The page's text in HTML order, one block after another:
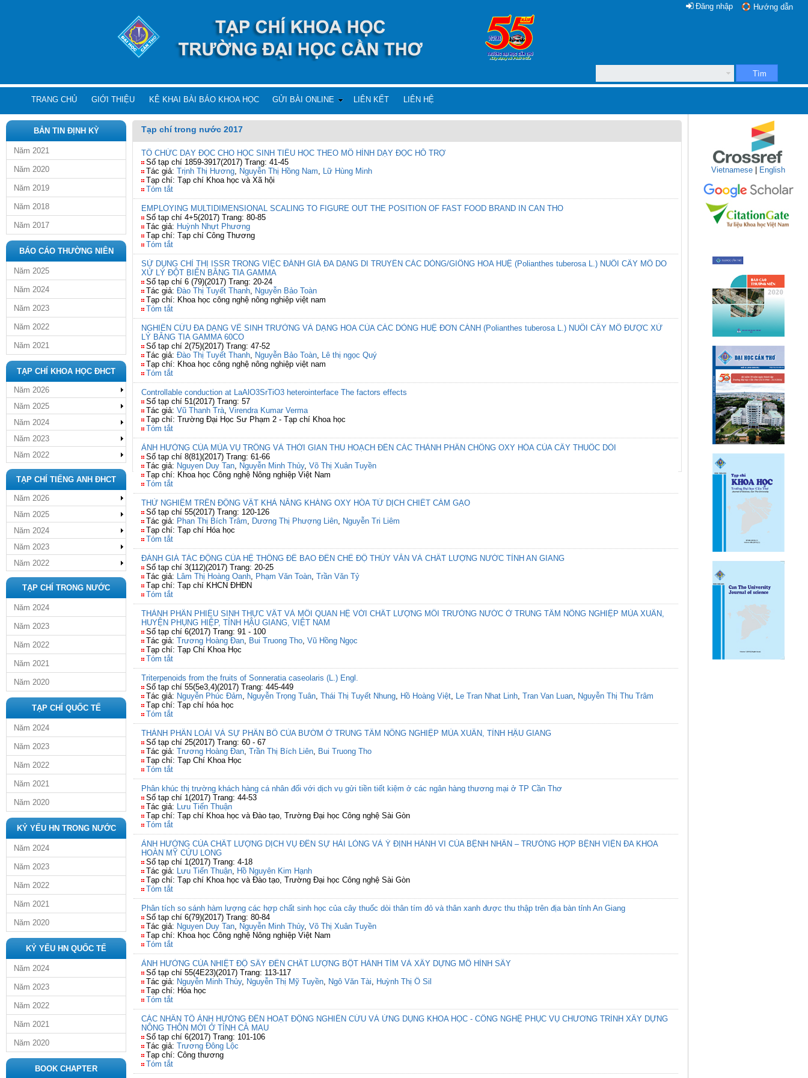
Hướng dẫn
Đăng nhập
Tìm
TRANG CHỦ GIỚI THIỆU KÊ KHAI BÀI BÁO KHOA HỌC GỬI BÀI ONLINE LIÊN KẾT LIÊN HỆ
BẢN TIN ĐỊNH KỲ
Năm 2021
Năm 2020
Năm 2019
Năm 2018
Năm 2017
BÁO CÁO THƯỜNG NIÊN
Năm 2025
Năm 2024
Năm 2023
Năm 2022
Năm 2021
TẠP CHÍ KHOA HỌC ĐHCT
Năm 2026
Năm 2025
Năm 2024
Năm 2023
Năm 2022
TẠP CHÍ TIẾNG ANH ĐHCT
Năm 2026
Năm 2025
Năm 2024
Năm 2023
Năm 2022
TẠP CHÍ TRONG NƯỚC
Năm 2024
Năm 2023
Năm 2022
Năm 2021
Năm 2020
TẠP CHÍ QUỐC TẾ
Năm 2024
Năm 2023
Năm 2022
Năm 2021
Năm 2020
KỶ YẾU HN TRONG NƯỚC
Năm 2024
Năm 2023
Năm 2022
Năm 2021
Năm 2020
KỶ YẾU HN QUỐC TẾ
Năm 2024
Năm 2023
Năm 2022
Năm 2021
Năm 2020
BOOK CHAPTER
Tạp chí trong nước 2017
TỔ CHỨC DẠY ĐỌC CHO HỌC SINH TIỂU HỌC THEO MÔ HÌNH DẠY ĐỌC HỖ TRỢ
Số tạp chí 1859-3917(2017) Trang: 41-45
Tác giả: Trịnh Thị Hương, Nguyễn Thị Hồng Nam, Lữ Hùng Minh
Tạp chí: Tạp chí Khoa học và Xã hội
Tóm tắt
EMPLOYING MULTIDIMENSIONAL SCALING TO FIGURE OUT THE POSITION OF FAST FOOD BRAND IN CAN THO
Số tạp chí 4+5(2017) Trang: 80-85
Tác giả: Huỳnh Nhựt Phương
Tạp chí: Tạp chí Công Thương
Tóm tắt
SỬ DỤNG CHỈ THỊ ISSR TRONG VIỆC ĐÁNH GIÁ ĐA DẠNG DI TRUYỀN CÁC DÒNG/GIỐNG HOA HUỆ (Polianthes tuberosa L.) NUÔI CẤY MÔ DO
XỬ LÝ ĐỘT BIẾN BẰNG TIA GAMMA
Số tạp chí 6 (79)(2017) Trang: 20-24
Tác giả: Đào Thị Tuyết Thanh, Nguyễn Bảo Toàn
Tạp chí: Khoa học công nghệ nông nghiệp việt nam
Tóm tắt
NGHIÊN CỨU ĐA DẠNG VỀ SINH TRƯỞNG VÀ DẠNG HOA CỦA CÁC DÒNG HUỆ ĐƠN CÁNH (Polianthes tuberosa L.) NUÔI CẤY MÔ ĐƯỢC XỬ
LÝ BẰNG TIA GAMMA 60CO
Số tạp chí 2(75)(2017) Trang: 47-52
Tác giả: Đào Thị Tuyết Thanh, Nguyễn Bảo Toàn, Lê thị ngọc Quý
Tạp chí: Khoa học công nghệ nông nghiệp việt nam
Tóm tắt
Controllable conduction at LaAlO3SrTiO3 heterointerface The factors effects
Số tạp chí 51(2017) Trang: 57
Tác giả: Vũ Thanh Trà, Virendra Kumar Verma
Tạp chí: Trường Đại Học Sư Phạm 2 - Tạp chí Khoa học
Tóm tắt
ẢNH HƯỞNG CỦA MÙA VỤ TRỒNG VÀ THỜI GIAN THU HOẠCH ĐẾN CÁC THÀNH PHẦN CHỐNG OXY HÓA CỦA CÂY THUỐC DÒI
Số tạp chí 8(81)(2017) Trang: 61-66
Tác giả: Nguyen Duy Tan, Nguyễn Minh Thủy, Võ Thị Xuân Tuyền
Tạp chí: Khoa học Công nghệ Nông nghiệp Việt Nam
Tóm tắt
THỬ NGHIỆM TRÊN ĐỘNG VẬT KHẢ NĂNG KHÁNG OXY HÓA TỪ DỊCH CHIẾT CÁM GẠO
Số tạp chí 55(2017) Trang: 120-126
Tác giả: Phan Thị Bích Trâm, Dương Thị Phượng Liên, Nguyễn Tri Liêm
Tạp chí: Tạp chí Hóa học
Tóm tắt
ĐÁNH GIÁ TÁC ĐỘNG CỦA HỆ THỐNG ĐÊ BAO ĐẾN CHẾ ĐỘ THỦY VĂN VÀ CHẤT LƯỢNG NƯỚC TỈNH AN GIANG
Số tạp chí 3(112)(2017) Trang: 20-25
Tác giả: Lâm Thị Hoàng Oanh, Phạm Văn Toàn, Trần Văn Tỷ
Tạp chí: Tạp chí KHCN ĐHĐN
Tóm tắt
THÀNH PHẦN PHIÊU SINH THỰC VẬT VÀ MỐI QUAN HỆ VỚI CHẤT LƯỢNG MÔI TRƯỜNG NƯỚC Ở TRUNG TÂM NÔNG NGHIỆP MÙA XUÂN,
HUYỆN PHỤNG HIỆP, TỈNH HẬU GIANG, VIỆT NAM
Số tạp chí 6(2017) Trang: 91 - 100
Tác giả: Trương Hoàng Đan, Bui Truong Tho, Vũ Hồng Ngọc
Tạp chí: Tạp Chí Khoa Học
Tóm tắt
Triterpenoids from the fruits of Sonneratia caseolaris (L.) Engl.
Số tạp chí 55(5e3,4)(2017) Trang: 445-449
Tác giả: Nguyễn Phúc Đảm, Nguyễn Trọng Tuân, Thái Thị Tuyết Nhung, Hồ Hoàng Việt, Le Tran Nhat Linh, Tran Van Luan, Nguyễn Thị Thu Trâm
Tạp chí: Tạp chí hóa học
Tóm tắt
THÀNH PHẦN LOÀI VÀ SỰ PHÂN BỐ CỦA BƯỚM Ở TRUNG TÂM NÔNG NGHIỆP MÙA XUÂN, TỈNH HẬU GIANG
Số tạp chí 25(2017) Trang: 60 - 67
Tác giả: Trương Hoàng Đan, Trần Thị Bích Liên, Bui Truong Tho
Tạp chí: Tạp Chí Khoa Học
Tóm tắt
Phân khúc thị trường khách hàng cá nhân đối với dịch vụ gửi tiền tiết kiệm ở các ngân hàng thương mại ở TP Cần Thơ
Số tạp chí 1(2017) Trang: 44-53
Tác giả: Lưu Tiến Thuận
Tạp chí: Tạp chí Khoa học và Đào tạo, Trường Đại học Công nghệ Sài Gòn
Tóm tắt
ẢNH HƯỞNG CỦA CHẤT LƯỢNG DỊCH VỤ ĐẾN SỰ HÀI LÒNG VÀ Ý ĐỊNH HÀNH VI CỦA BỆNH NHÂN – TRƯỜNG HỢP BỆNH VIỆN ĐA KHOA
HOÀN MỸ CỬU LONG
Số tạp chí 1(2017) Trang: 4-18
Tác giả: Lưu Tiến Thuận, Hồ Nguyên Kim Hạnh
Tạp chí: Tạp chí Khoa học và Đào tạo, Trường Đại học Công nghệ Sài Gòn
Tóm tắt
Phân tích so sánh hàm lượng các hợp chất sinh học của cây thuốc dòi thân tím đỏ và thân xanh được thu thập trên địa bàn tỉnh An Giang
Số tạp chí 6(79)(2017) Trang: 80-84
Tác giả: Nguyen Duy Tan, Nguyễn Minh Thủy, Võ Thị Xuân Tuyền
Tạp chí: Khoa học Công nghệ Nông nghiệp Việt Nam
Tóm tắt
ẢNH HƯỞNG CỦA NHIỆT ĐỘ SẤY ĐẾN CHẤT LƯỢNG BỘT HÀNH TÍM VÀ XÂY DỰNG MÔ HÌNH SẤY
Số tạp chí 55(4E23)(2017) Trang: 113-117
Tác giả: Nguyễn Minh Thủy, Nguyễn Thị Mỹ Tuyền, Ngô Văn Tài, Huỳnh Thị Ô Sil
Tạp chí: Hóa học
Tóm tắt
CÁC NHÂN TỐ ẢNH HƯỞNG ĐẾN HOẠT ĐỘNG NGHIÊN CỨU VÀ ỨNG DỤNG KHOA HỌC - CÔNG NGHỆ PHỤC VỤ CHƯƠNG TRÌNH XÂY DỰNG
NÔNG THÔN MỚI Ở TỈNH CÀ MAU
Số tạp chí 6(2017) Trang: 101-106
Tác giả: Trương Đông Lộc
Tạp chí: Công thương
Tóm tắt
Vietnamese English